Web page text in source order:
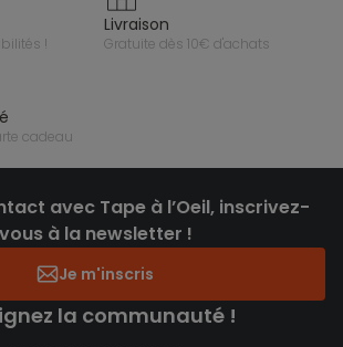
!
livraison
gratuite dès 10€ d'achats
cadeau
avec Tape à l’Oeil, inscrivez-
vous à la newsletter !
Je m'inscris
la communauté !